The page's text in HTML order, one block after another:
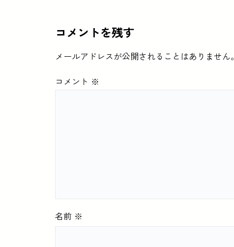
コメントを残す
メールアドレスが公開されることはありません。
コメント ※
名前 ※